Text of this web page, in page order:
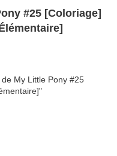
#25 [Coloriage]